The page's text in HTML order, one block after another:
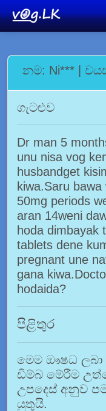
නම: Ni*** |
ගැටළුව
Dr man 5
unu nisa vog
husbandget
kiwa.Saru
50mg periods
aran 14weni
hoda dimbayak
tablets dene
pregnant une
gana
hodaida?
පිළිතුර
මෙම ඖෂධ
ඩිම්බ මේරීම
උපදෙස් අනුව
යුතුයි.